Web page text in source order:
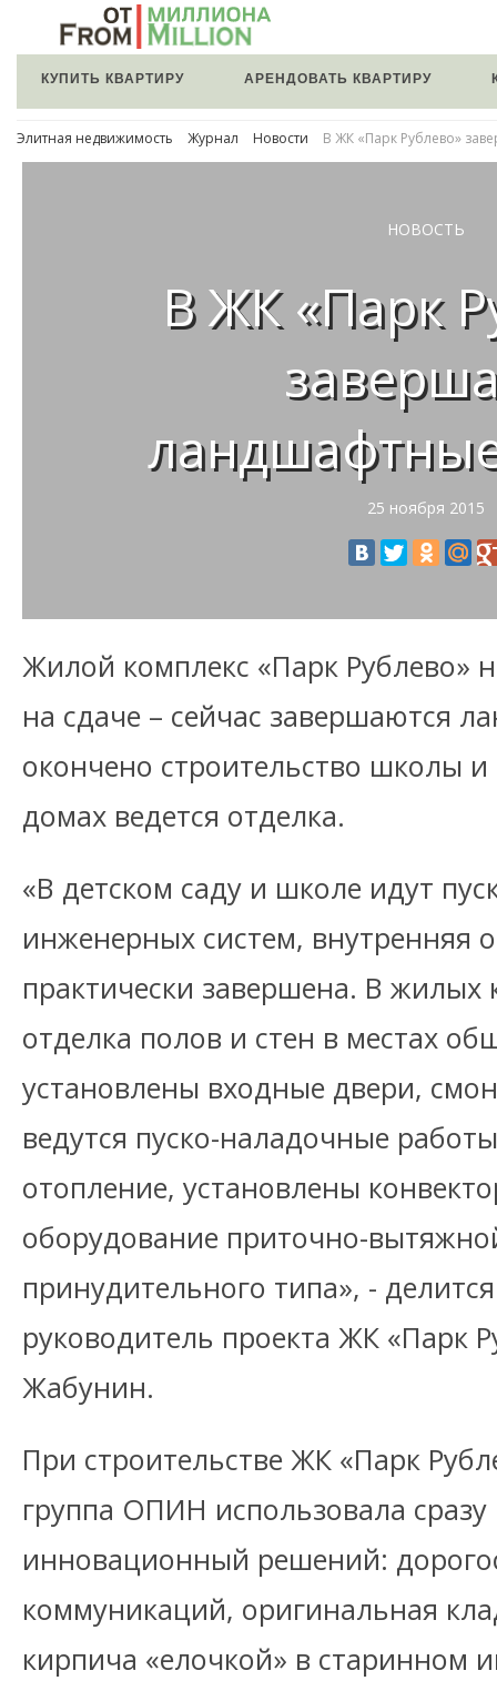
КУПИТЬ КВАРТИРУ АРЕНДОВАТЬ КВАРТИРУ
Элитная недвижимость Журнал Новости В ЖК «Парк Рублево»
НОВОСТЬ
В ЖК «Парк
25 ноября 2015
Жилой комплекс «Парк Рублево»
на сдаче – сейчас завершаются
окончено строительство школы и
домах ведется отделка.
«В детском саду и школе идут
инженерных систем, внутренняя
практически завершена. В жилых
отделка полов и стен в местах
установлены входные двери,
ведутся пуско-наладочные
отопление, установлены
оборудование приточно-
принудительного типа», -
руководитель проекта ЖК «Парк
Жабунин.
При строительстве ЖК «Парк
группа ОПИН использовала сразу
инновационный решений:
коммуникаций, оригинальная
кирпича «елочкой» в старинном